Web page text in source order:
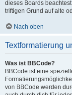
dieses Boards
triftigen Grund auf alte
Nach oben
Textformatierung
Was ist BBCode?
BBCode ist eine
von BBCode werden